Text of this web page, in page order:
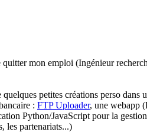
mon emploi (Ingénieur
petites créations perso dans
: FTP Uploader, une webapp
Python/JavaScript pour la
les partenariats...)